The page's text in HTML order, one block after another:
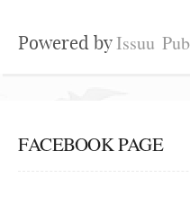
Powered byIssuu
FACEBOOK PAGE